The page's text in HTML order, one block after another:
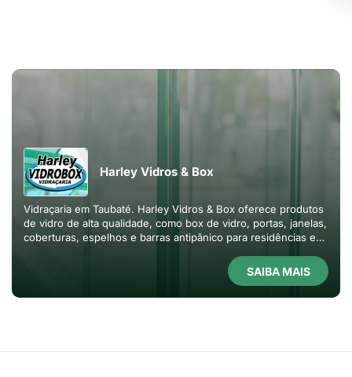
Harley Vidros & Box
Vidraçaria em Taubaté. Harley Vidros & Box oferece produtos
de vidro de alta qualidade, como box de vidro, portas, janelas,
coberturas, espelhos e barras antipânico para residências e
SAIBA MAIS